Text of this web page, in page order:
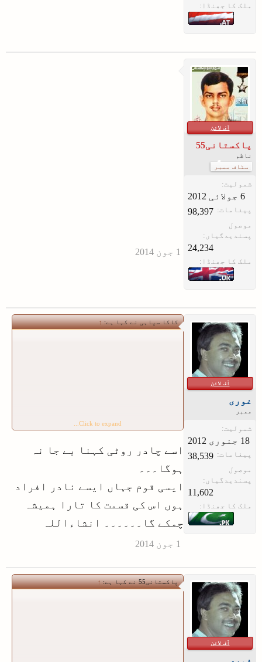
ملک کا جھنڈا:
آف لائن
پاکستانی55
ناظم
سٹاف ممبر
شمولیت:
پیغامات: 98,397
موصول
پسندیدگیاں:
24,234
ملک کا جھنڈا:
آف لائن
غوری
ممبر
شمولیت:
پیغامات: 38,539
موصول
پسندیدگیاں:
11,602
ملک کا جھنڈا:
کاکا سپاہی نے کہا ہے:↑
Click to expand...
اسے چادر روٹی کہنا بے جا نہ
ہوگا۔۔۔
ایسی قوم جہاں ایسے نادر افراد
ہوں اس کی قسمت کا تارا ہمیشہ
چمکے گا۔۔۔۔۔۔ انشاءاللہ
آف لائن
پاکستانی55 نے کہا ہے: ↑